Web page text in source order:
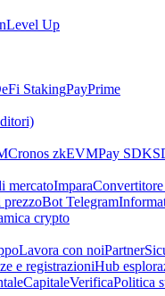
Level Up
StakingPayPrime
Cronos zkEVMPay SDK
mercatoImpara
prezzoBot Telegram
crypto
Lavora con noiPartner
e registrazioniHub
CapitaleVerificaPolitica